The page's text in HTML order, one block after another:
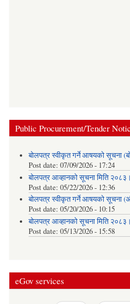
Public Procurement/Tender
बोलपत्र स्वीकृत गर्ने आषयको सूचना
Post date: 07/09/2026 - 17:24
बोलपत्र आव्हानको सूचना मिति
Post date: 05/22/2026 - 12:36
बोलपत्र स्वीकृत गर्ने आषयको सूचना
Post date: 05/20/2026 - 10:15
बोलपत्र आव्हानको सूचना मिति
Post date: 05/13/2026 - 15:58
eGov services